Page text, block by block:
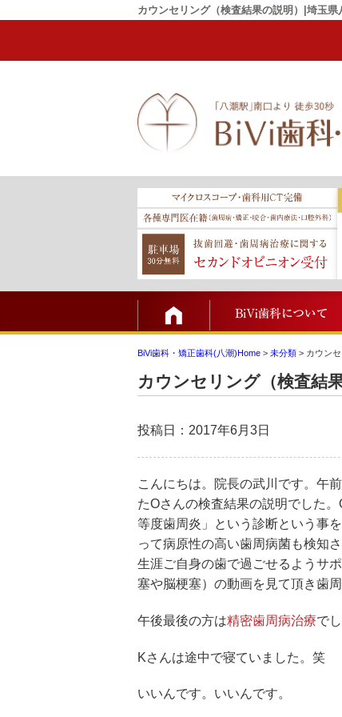
カウンセリング（検査結果の説明）|埼玉県
TOP
BiVi歯科・矯正歯科(八潮)Home > 未分類 > カウン
カウンセリング（検査結果
投稿日：2017年6月3日
こんにちは。院長の武川です。午
たOさんの検査結果の説明でした
等度歯周炎」という診断という事
って病原性の高い歯周病菌も検知
生涯ご自身の歯で過ごせるようサ
塞や脳梗塞）の動画を見て頂き歯
午後最後の方は精密歯周病治療でし
Kさんは途中で寝ていました。笑
いいんです。いいんです。